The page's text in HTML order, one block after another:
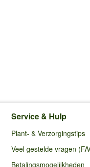
Service & Hulp
Plant- & Verzorgingstips
Veel gestelde vragen
Betalingsmogelijkheden